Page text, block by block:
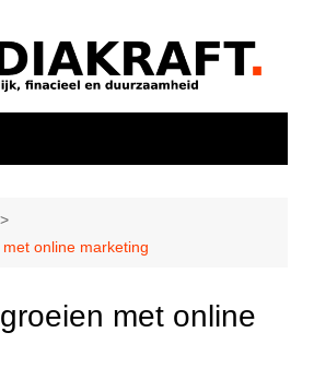
online marketing
met online